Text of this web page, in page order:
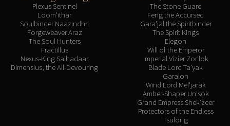
Plexus Sentinel
Loom'ithar
Soulbinder Naazindhri
Forgeweaver Araz
The Soul Hunters
Fractillus
Nexus-King Salhadaar
Dimensius, the All-Devouring
The Stone Guard
Feng the Accursed
Gara'jal the Spiritbinder
The Spirit Kings
Elegon
Will of the Emperor
Imperial Vizier Zor'lok
Blade Lord Ta'yak
Garalon
Wind Lord Mel'jarak
Amber-Shaper Un'sok
Grand Empress Shek'zeer
Protectors of the Endless
Tsulong